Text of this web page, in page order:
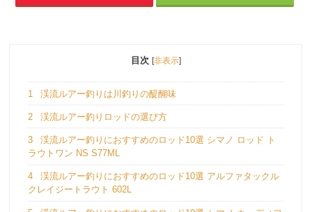
目次 [非表示]
1 渓流ルアー釣りは川釣りの醍醐味
2 渓流ルアー釣りロッドの選び方
3
渓流ルアー釣りにおすすめのロッド10選 シマノ ロッド ト
ラウトワン NS S77ML
4
渓流ルアー釣りにおすすめのロッド10選 アルファタックル
クレイジートラウト 602L